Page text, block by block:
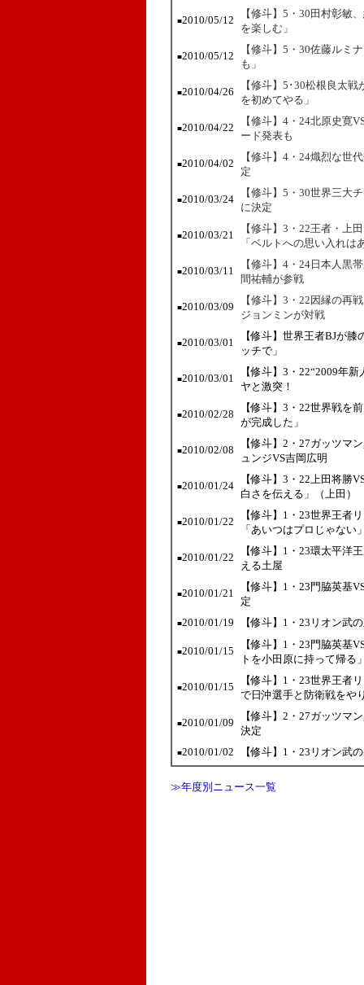
■2010/05/12
【修斗】5・30田村彰敏
を楽しむ」
■2010/05/12
【修斗】5・30佐藤ルミ
も」
■2010/04/26
【修斗】5･30松根良太
を初めてやる」
■2010/04/22
【修斗】4・24北原史寛
ード発表も
■2010/04/02
【修斗】4・24熾烈な世
定
■2010/03/24
【修斗】5・30世界三大
に決定
■2010/03/21
【修斗】3・22王者・上
「ベルトへの思い入れは
■2010/03/11
【修斗】4・24日本人黒
間祐輔が参戦
■2010/03/09
【修斗】3・22因縁の再
ジョンミンが対戦
■2010/03/01
【修斗】世界王者BJが
ッチで」
■2010/03/01
【修斗】3・22“2009年
ヤと激突！
■2010/02/28
【修斗】3・22世界戦
が完成した」
■2010/02/08
【修斗】2・27ガッツマ
ュンジVS吉岡広明
■2010/01/24
【修斗】3・22上田将勝
白さを伝える」（上田）
■2010/01/22
【修斗】1・23世界王者
「あいつはプロじゃない
■2010/01/22
【修斗】1・23環太平洋
える土屋
■2010/01/21
【修斗】1・23門脇英基
定
■2010/01/19 【修斗】1・23リオン武
■2010/01/15
【修斗】1・23門脇英基
トを小田原に持って帰る
■2010/01/15
【修斗】1・23世界王者
で日沖選手と防衛戦をや
■2010/01/09
【修斗】2・27ガッツマ
決定
■2010/01/02 【修斗】1・23リオン武
≫年度別ニュース一覧